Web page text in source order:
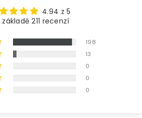
4.94 z 5
základě 211 recenzí
198
13
0
0
0